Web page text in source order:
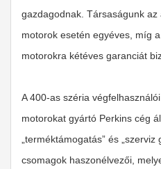
gazdagodnak. Társaságunk
motorok esetén egyéves, míg
motorokra kétéves garanciát
A 400-as széria
motorokat gyártó Perkins cég
„terméktámogatás” és „szerviz
csomagok haszonélvezői,